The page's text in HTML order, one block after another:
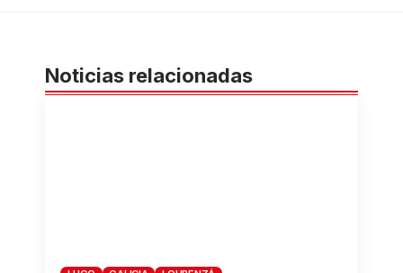
Noticias relacionadas